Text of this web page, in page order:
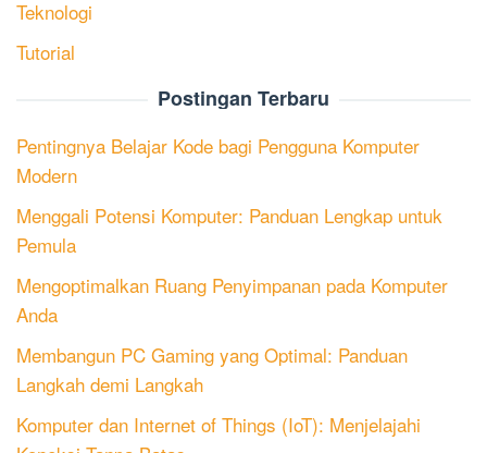
Teknologi
Tutorial
Postingan Terbaru
Pentingnya Belajar Kode bagi Pengguna Komputer
Modern
Menggali Potensi Komputer: Panduan Lengkap untuk
Pemula
Mengoptimalkan Ruang Penyimpanan pada Komputer
Anda
Membangun PC Gaming yang Optimal: Panduan
Langkah demi Langkah
Komputer dan Internet of Things (IoT): Menjelajahi